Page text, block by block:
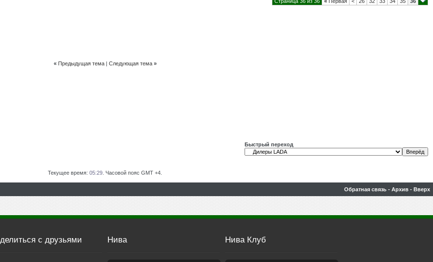
« Предыдущая тема| Следующая тема »
Быстрый переход
Текущее время: 05:29 . Часовой пояс GMT +4.
Обратная связь - Архив - Вверх
с друзьями Нива Нива Клуб